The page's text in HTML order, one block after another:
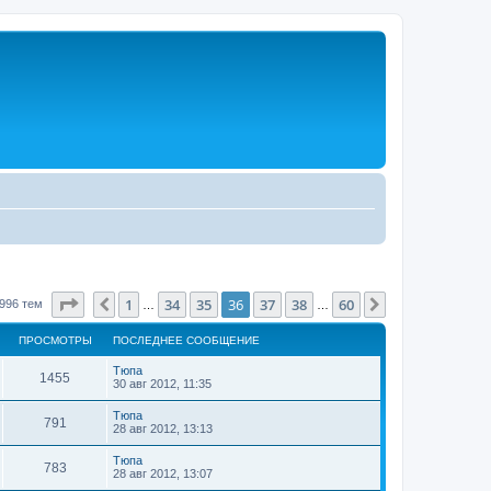
тем Страница 36из 60
Пред.
1 34 35 36 37 38 60
ПРОСМОТРЫ ПОСЛЕДНЕЕ СООБЩЕНИЕ
1455
Тюпа
30 авг 2012, 11:35
791
Тюпа
28 авг 2012, 13:13
783
Тюпа
28 авг 2012, 13:07